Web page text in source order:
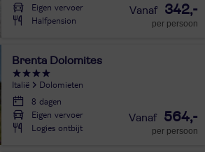
Eigen vervoer
Halfpension
342,-
per persoon
Brenta Dolomites
Italië
Dolomieten
8 dagen
Eigen vervoer
Logies ontbijt
564,-
per persoon